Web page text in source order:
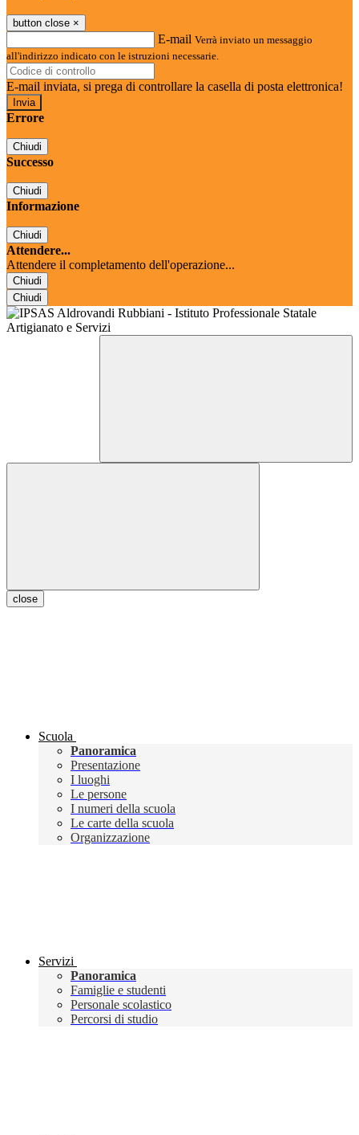
button close ×
E-mail Verrà inviato un messaggio
all'indirizzo indicato con le istruzioni necessarie.
E-mail inviata, si prega di controllare la casella di posta elettronica!
Errore
Chiudi
Successo
Chiudi
Informazione
Chiudi
Attendere...
Attendere il completamento dell'operazione...
Chiudi
Chiudi
close
Scuola
Panoramica
Presentazione
I luoghi
Le persone
I numeri della scuola
Le carte della scuola
Organizzazione
Servizi
Panoramica
Famiglie e studenti
Personale scolastico
Percorsi di studio